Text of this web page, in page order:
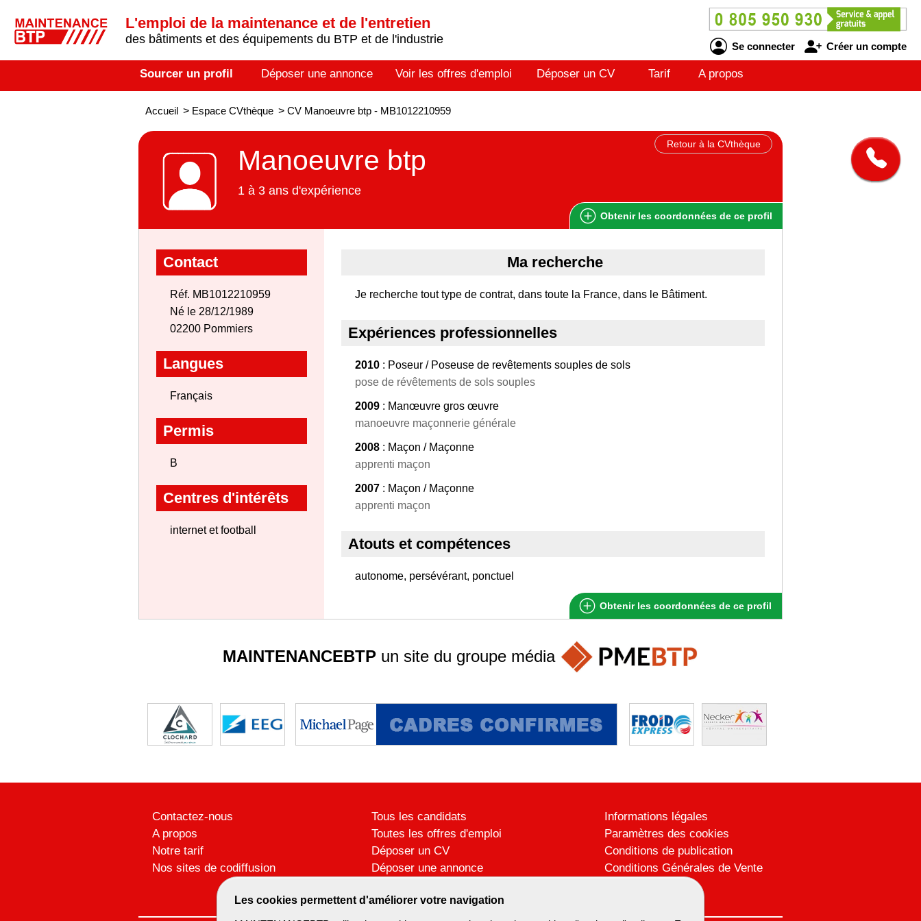
L'emploi de la maintenance et de l'entretien
des bâtiments et des équipements du BTP et de l'industrie
Se connecter Créer un compte
Sourcer un profil Déposer une annonce Voir les offres d'emploi Déposer un CV Tarif A propos
Accueil > Espace CVthèque > CV Manoeuvre btp - MB1012210959
Retour à la CVthèque
Manoeuvre btp
1 à 3 ans d'expérience
Obtenir les coordonnées de ce profil
Contact
Réf. MB1012210959
Né le 28/12/1989
02200 Pommiers
Langues
Français
Permis
B
Centres d'intérêts
internet et football
Ma recherche
Je recherche tout type de contrat, dans toute la France, dans le Bâtiment.
Expériences professionnelles
2010 : Poseur / Poseuse de revêtements souples de sols
pose de révêtements de sols souples
2009 : Manœuvre gros œuvre
manoeuvre maçonnerie générale
2008 : Maçon / Maçonne
apprenti maçon
2007 : Maçon / Maçonne
apprenti maçon
Atouts et compétences
autonome, persévérant, ponctuel
Obtenir les coordonnées de ce profil
Les cookies permettent d'améliorer votre navigation
MAINTENANCEBTPun site du groupe média
Contactez-nous
A propos
Notre tarif
Nos sites de codiffusion
Tous les candidats
Toutes les offres d'emploi
Déposer un CV
Déposer une annonce
Informations légales
Paramètres des cookies
Conditions de publication
Conditions Générales de Vente